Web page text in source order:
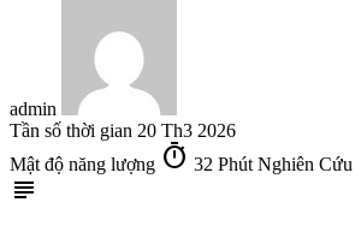
admin
Tần số thời gian 20 Th3 2026
Mật độ năng lượng timer 32 Phút Nghiên Cứu
subject